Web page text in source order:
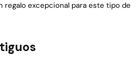
regalo excepcional para este tipo de